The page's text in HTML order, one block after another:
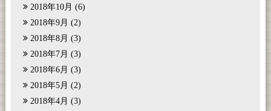
2018年10月 (6)
2018年9月 (2)
2018年8月 (3)
2018年7月 (3)
2018年6月 (3)
2018年5月 (2)
2018年4月 (3)